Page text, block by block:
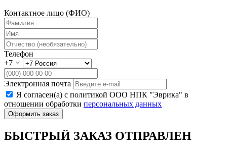
Контактное лицо (ФИО)
Телефон
+7
Электронная почта
Я согласен(а) с политикой ООО НПК "Эврика" в
отношении обработки персональных данных
Оформить заказ
БЫСТРЫЙ ЗАКАЗ ОТПРАВЛЕН